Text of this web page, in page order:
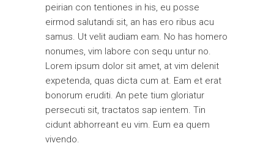
peirian con tentiones in his, eu posse
eirmod salutandi sit, an has ero ribus acu
samus. Ut velit audiam eam. No has homero
nonumes, vim labore con sequ untur no.
Lorem ipsum dolor sit amet, at vim delenit
expetenda, quas dicta cum at. Eam et erat
bonorum eruditi. An pete tium gloriatur
persecuti sit, tractatos sap ientem. Tin
cidunt abhorreant eu vim. Eum ea quem
vivendo.